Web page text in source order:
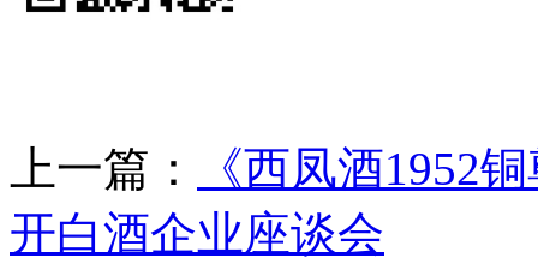
上一篇：
《西凤酒1952
开白酒企业座谈会